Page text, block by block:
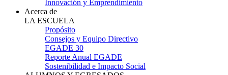
Innovación y Emprendimiento
Acerca de
LA ESCUELA
Propósito
Consejos y Equipo Directivo
EGADE 30
Reporte Anual EGADE
Sostenibilidad e Impacto Social